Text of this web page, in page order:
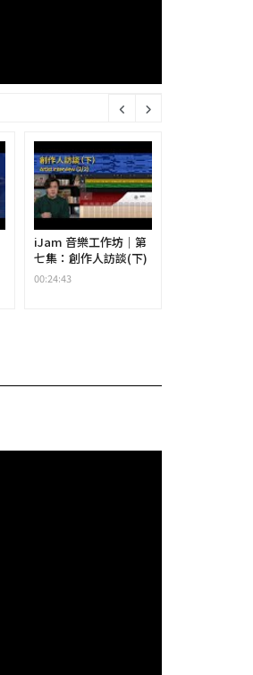
iJam 音樂工作坊｜第
七集：創作人訪談(下)
00:24:43